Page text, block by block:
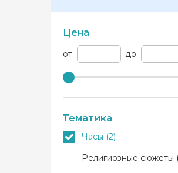
Цена
от до
Тематика
Часы (2)
Религиозные сюжеты